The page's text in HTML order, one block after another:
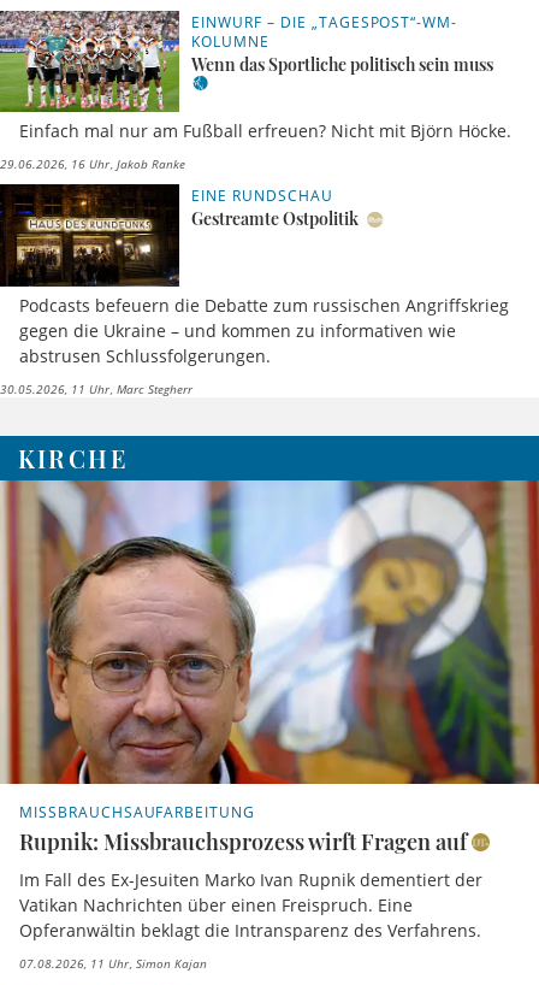
EINWURF – DIE „TAGESPOST“-WM-
KOLUMNE
Wenn das Sportliche politisch sein muss
Einfach mal nur am Fußball erfreuen? Nicht mit Björn Höcke.
29.06.2026, 16 Uhr Jakob Ranke
EINE RUNDSCHAU
Gestreamte Ostpolitik
Podcasts befeuern die Debatte zum russischen Angriffskrieg
gegen die Ukraine – und kommen zu informativen wie
abstrusen Schlussfolgerungen.
30.05.2026, 11 Uhr Marc Stegherr
KIRCHE
MISSBRAUCHSAUFARBEITUNG
Rupnik: Missbrauchsprozess wirft Fragen auf
Im Fall des Ex-Jesuiten Marko Ivan Rupnik dementiert der
Vatikan Nachrichten über einen Freispruch. Eine
Opferanwältin beklagt die Intransparenz des Verfahrens.
07.08.2026, 11 Uhr Simon Kajan